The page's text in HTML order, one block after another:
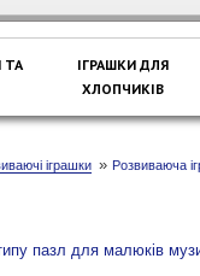
ТА
ІГРАШКИ ДЛЯ
ХЛОПЧИКІВ
іграшки » Розвиваюча